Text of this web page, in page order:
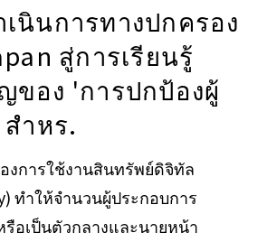
นินการทางปกครอง
สู่การเรียนรู้
ของ 'การปกป้องผู้
าหร.
งการใช้งานสินทรัพย์ดิจิทัล
ทำให้จำนวนผู้ประกอบการ
อเป็นตัวกลางและนายหน้า